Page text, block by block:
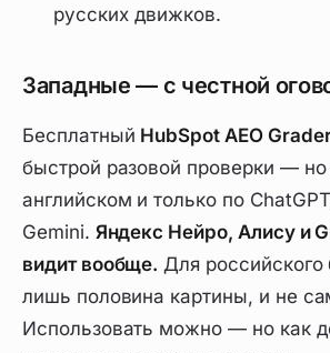
русских движков.
Западные — с честной
Бесплатный HubSpot AEO
быстрой разовой проверки — но
английском и только по
Gemini. Яндекс Нейро, Алису и
видит вообще. Для российского
лишь половина картины, и не
Использовать можно — но как